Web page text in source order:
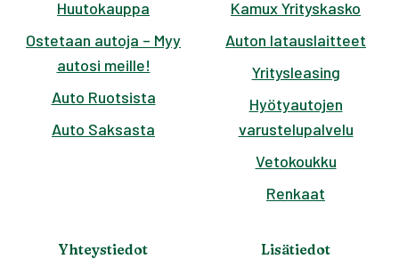
Huutokauppa
Ostetaan autoja – Myy
autosi meille!
Auto Ruotsista
Auto Saksasta
Kamux Yrityskasko
Auton latauslaitteet
Yritysleasing
Hyötyautojen
varustelupalvelu
Vetokoukku
Renkaat
Yhteystiedot Lisätiedot